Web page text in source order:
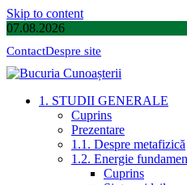
Skip to content
07.08.2026
ContactDespre site
1. STUDII GENERALE
Cuprins
Prezentare
1.1. Despre metafizică
1.2. Energie
Cuprins